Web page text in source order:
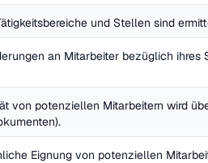
und Stellen sind
an Mitarbeiter bezüglich
von potenziellen Mitarbeitern wird
Eignung von potenziellen